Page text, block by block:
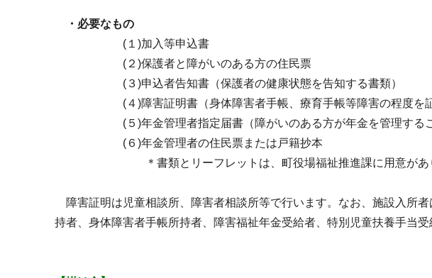
・必要なもの
(１)加入等申込書
(２)保護者と障がいのある方の住民票
(３)申込者告知書（保護者の健康状態を告知する書類）
(４)障害証明書（身体障害者手帳、療育手帳等障害の程度を証
(５)年金管理者指定届書（障がいのある方が年金を管理するこ
(６)年金管理者の住民票または戸籍抄本
＊書類とリーフレットは、町役場福祉推進課に用意があり
障害証明は児童相談所、障害者相談所等で行います。なお、施設入所
持者、身体障害者手帳所持者、障害福祉年金受給者、特別児童扶養手当受